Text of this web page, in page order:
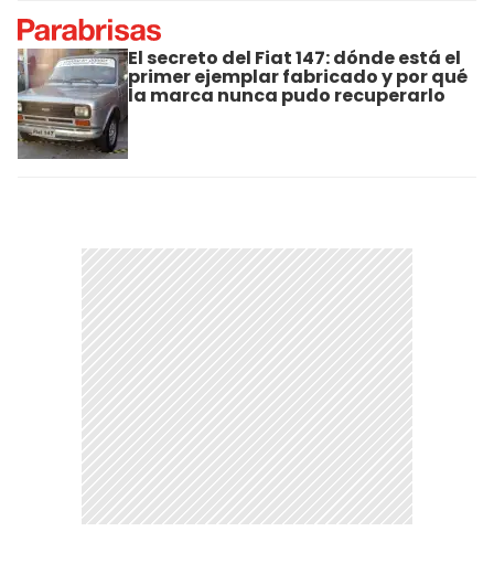
El secreto del Fiat 147: dónde está el
primer ejemplar fabricado y por qué
la marca nunca pudo recuperarlo